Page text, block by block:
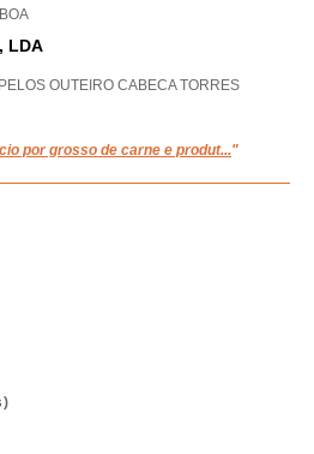
LDA
OUTEIRO CABECA TORRES
por grosso de carne e produt..."